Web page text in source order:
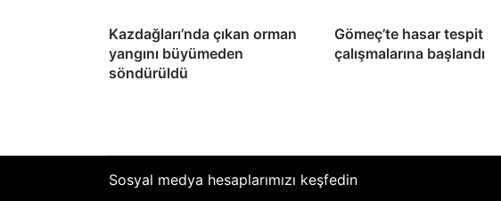
Kazdağları’nda çıkan orman
yangını büyümeden
söndürüldü
Gömeç’te hasar tespit
çalışmalarına başlandı
Sosyal medya hesaplarımızı keşfedin